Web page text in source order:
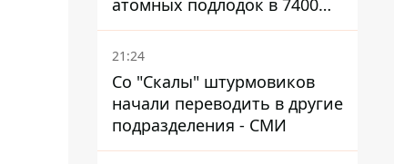
атомных подлодок в 7400
км от Украины
21:24
Со "Скалы" штурмовиков
начали переводить в другие
подразделения - СМИ